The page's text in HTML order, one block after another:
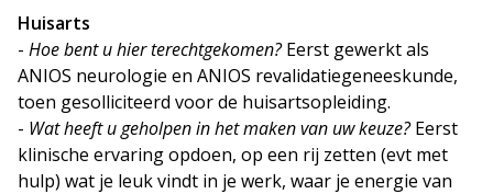
Huisarts
- Hoe bent u hier terechtgekomen?Eerst gewerkt als
ANIOS neurologie en ANIOS revalidatiegeneeskunde,
toen gesolliciteerd voor de huisartsopleiding.
- Wat heeft u geholpen in het maken van uw keuze?Eerst
klinische ervaring opdoen, op een rij zetten (evt met
hulp) wat je leuk vindt in je werk, waar je energie van